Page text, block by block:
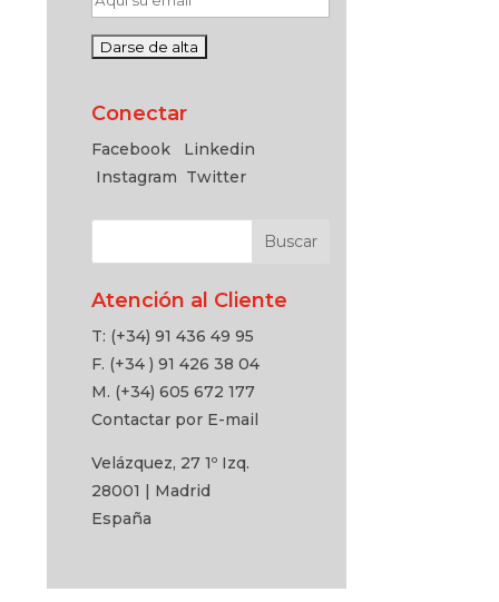
Conectar
Facebook
Linkedin
Instagram Twitter
Atención al Cliente
T: (+34) 91 436 49 95
F. (+34 ) 91 426 38 04
M. (+34) 605 672 177
Contactar por E-mail
Velázquez, 27 1º Izq.
28001 | Madrid
España